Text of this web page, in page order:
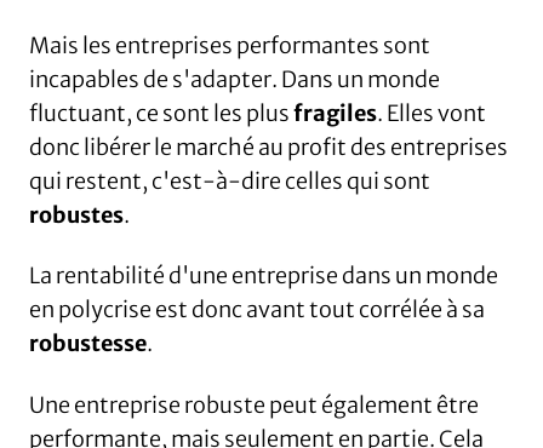
Mais les entreprises performantes sont
incapables de s'adapter. Dans un monde
fluctuant, ce sont les plusfragiles. Elles vont
donc libérer le marché au profit des entreprises
qui restent, c'est-à-dire celles qui sont
robustes.
La rentabilité d'une entreprise dans un monde
en polycrise est donc avant tout corrélée à sa
robustesse.
Une entreprise robuste peut également être
performante, mais seulement en partie. Cela